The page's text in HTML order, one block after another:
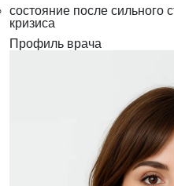
состояние после сильного
кризиса
Профиль врача